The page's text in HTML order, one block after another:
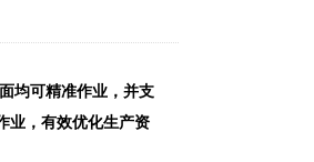
均可精准作业，并支
业，有效优化生产资